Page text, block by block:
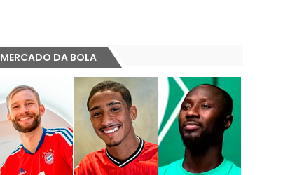
MERCADO DA BOLA